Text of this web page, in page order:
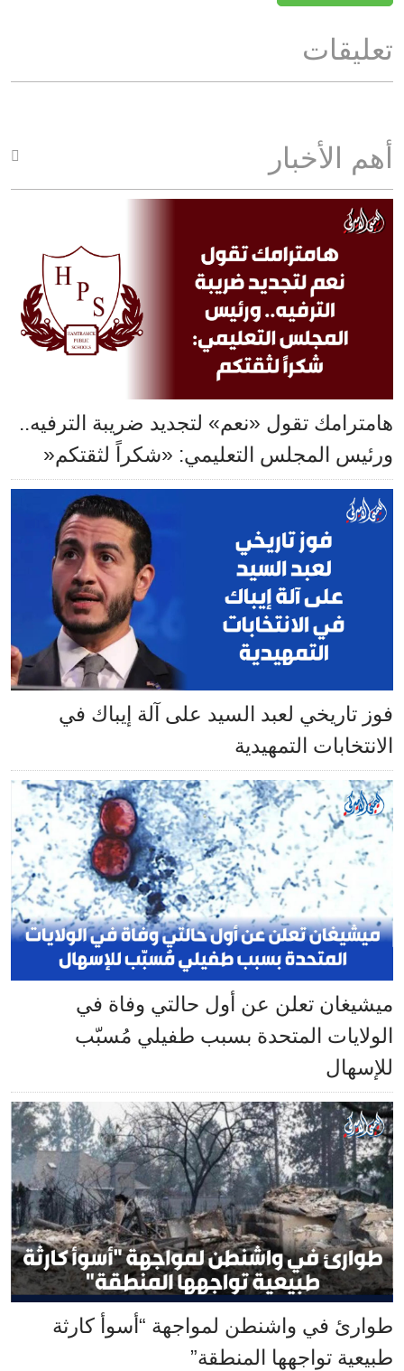
تعليقات
أهم الأخبار
هامترامك تقول «نعم» لتجديد ضريبة الترفيه..
ورئيس المجلس التعليمي: «شكراً لثقتكم«
فوز تاريخي لعبد السيد على آلة إيباك في
الانتخابات التمهيدية
ميشيغان تعلن عن أول حالتي وفاة في
الولايات المتحدة بسبب طفيلي مُسبّب
للإسهال
طوارئ في واشنطن لمواجهة “أسوأ كارثة
طبيعية تواجهها المنطقة”